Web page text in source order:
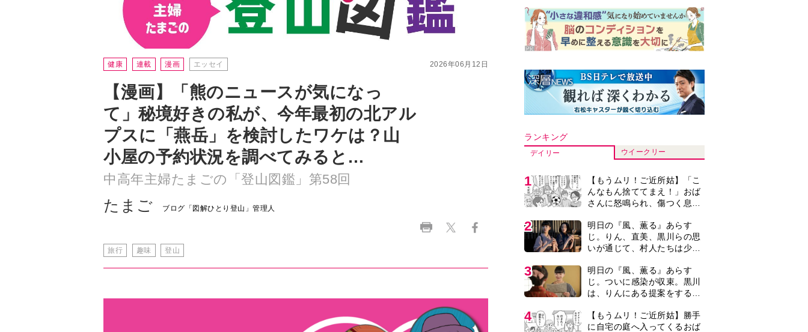
2026年06月12日
健康 連載 漫画 エッセイ
【漫画】「熊のニュースが気になっ
て」秘境好きの私が、今年最初の北アル
プスに「燕岳」を検討したワケは？山
小屋の予約状況を調べてみると…
中高年主婦たまごの「登山図鑑」第58回
たまご ブログ「図解ひとり登山」管理人
旅行 趣味 登山
ランキング
デイリー ウイークリー
1
【もうムリ！ご近所姑】「こ
んなもん捨ててまえ！」おば
さんに怒鳴られ、傷つく息
【第3話】
2
明日の『風、薫る』あらす
じ。りん、直美、黒川らの思
いが通じて、村人たちは少し
バレあり＞
3
明日の『風、薫る』あらす
じ。ついに感染が収束。黒川
は、りんにある提案をする＜
4
【もうムリ！ご近所姑】勝手
に自宅の庭へ入ってくるおば